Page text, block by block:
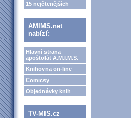
15 nejčtenějších
AMIMS.net
nabízí:
Hlavní strana
apoštolát A.M.I.M.S.
Knihovna on-line
Comicsy
Objednávky knih
TV-MIS.cz